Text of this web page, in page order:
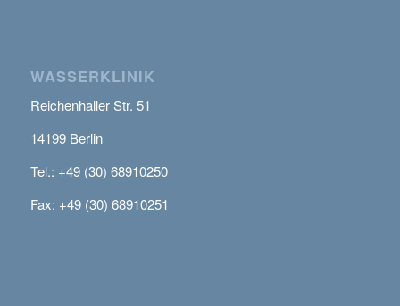
WASSERKLINIK
Reichenhaller Str. 51
14199 Berlin
Tel.: +49 (30) 68910250
Fax: +49 (30) 68910251